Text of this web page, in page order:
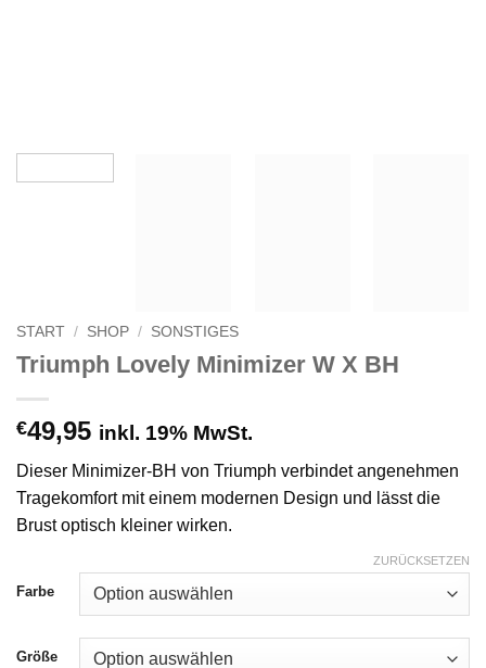
START / SHOP / SONSTIGES
Triumph Lovely Minimizer W X BH
€49,95 inkl. 19% MwSt.
Dieser Minimizer-BH von Triumph verbindet angenehmen
Tragekomfort mit einem modernen Design und lässt die
Brust optisch kleiner wirken.
Farbe
Größe
ZURÜCKSETZEN